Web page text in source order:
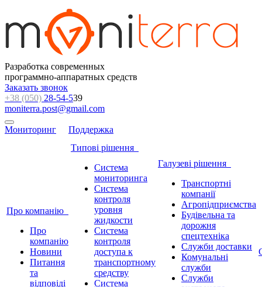
Разработка современных
программно-аппаратных средств
Заказать звонок
+38 (050) 28-54-539
moniterra.post@gmail.com
Мониторинг Поддержка
Про компанію
Про
компанію
Новини
Питання
та
відповіді
Типові рішення
Система
мониторинга
Система
контроля
уровня
жидкости
Система
контроля
доступа к
транспортному
средству
Система
Галузеві рішення
Транспортні
компанії
Агропідприємства
Будівельна та
дорожня
спецтехніка
Служби доставки
Комунальні
служби
Служби